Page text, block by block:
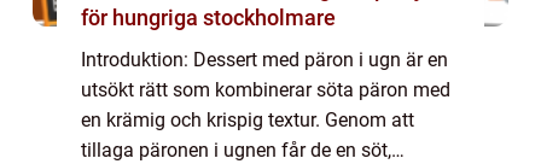
för hungriga stockholmare
Introduktion: Dessert med päron i ugn är en
utsökt rätt som kombinerar söta päron med
en krämig och krispig textur. Genom att
tillaga päronen i ugnen får de en söt,